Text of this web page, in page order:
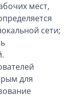
мест,
сети;
для